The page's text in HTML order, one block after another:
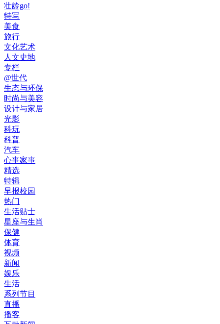
壮龄go!
特写
美食
旅行
文化艺术
人文史地
专栏
@世代
生态与环保
时尚与美容
设计与家居
光影
科玩
科普
汽车
心事家事
精选
特辑
早报校园
热门
生活贴士
星座与生肖
保健
体育
视频
新闻
娱乐
生活
系列节目
直播
播客